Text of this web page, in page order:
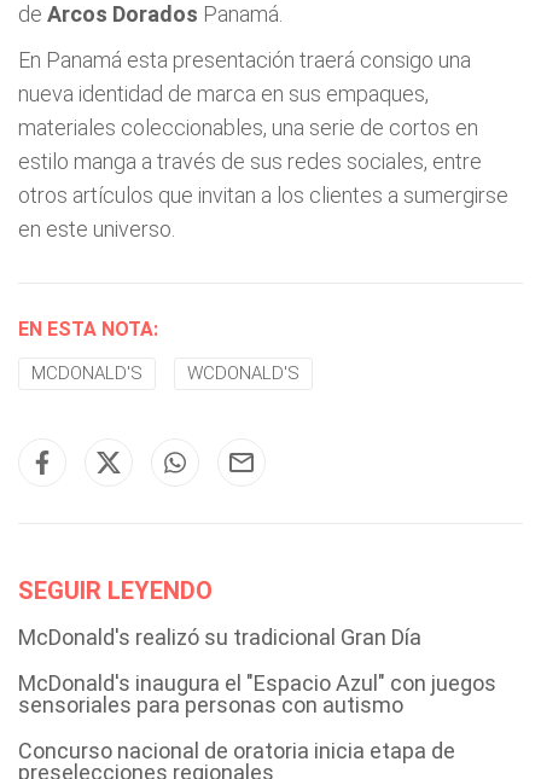
de Arcos Dorados Panamá.
En Panamá esta presentación traerá consigo una
nueva identidad de marca en sus empaques,
materiales coleccionables, una serie de cortos en
estilo manga a través de sus redes sociales, entre
otros artículos que invitan a los clientes a sumergirse
en este universo.
EN ESTA NOTA:
MCDONALD'S WCDONALD'S
SEGUIR LEYENDO
McDonald's realizó su tradicional Gran Día
McDonald's inaugura el "Espacio Azul" con juegos
sensoriales para personas con autismo
Concurso nacional de oratoria inicia etapa de
preselecciones regionales